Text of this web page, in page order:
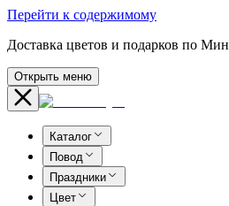
Перейти к содержимому
Доставка цветов и подарков по
Открыть меню
Каталог
Повод
Праздники
Цвет